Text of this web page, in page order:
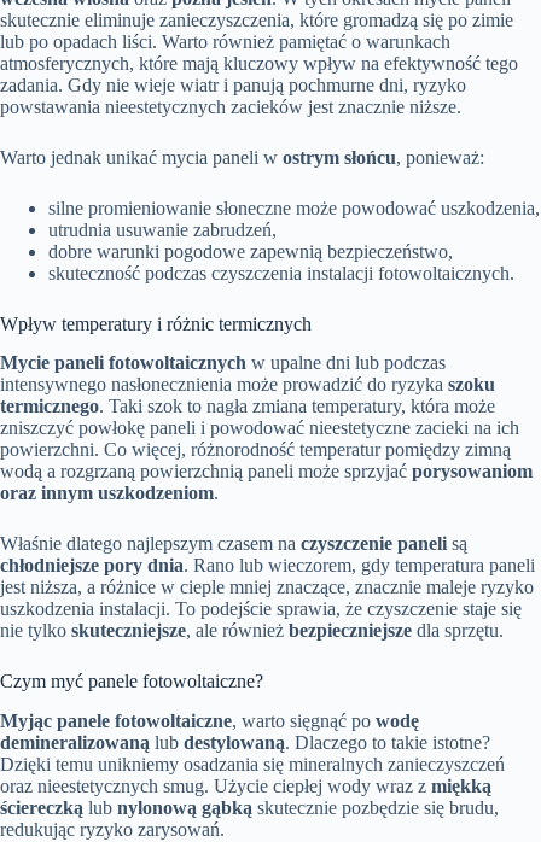
skutecznie eliminuje zanieczyszczenia, które gromadzą się po zimie
lub po opadach liści. Warto również pamiętać o warunkach
atmosferycznych, które mają kluczowy wpływ na efektywność tego
zadania. Gdy nie wieje wiatr i panują pochmurne dni, ryzyko
powstawania nieestetycznych zacieków jest znacznie niższe.
Warto jednak unikać mycia paneli w ostrym słońcu, ponieważ:
silne promieniowanie słoneczne może powodować uszkodzenia,
utrudnia usuwanie zabrudzeń,
dobre warunki pogodowe zapewnią bezpieczeństwo,
skuteczność podczas czyszczenia instalacji fotowoltaicznych.
Wpływ temperatury i różnic termicznych
Mycie paneli fotowoltaicznych w upalne dni lub podczas
intensywnego nasłonecznienia może prowadzić do ryzyka szoku
termicznego. Taki szok to nagła zmiana temperatury, która może
zniszczyć powłokę paneli i powodować nieestetyczne zacieki na ich
powierzchni. Co więcej, różnorodność temperatur pomiędzy zimną
wodą a rozgrzaną powierzchnią paneli może sprzyjać porysowaniom
oraz innym uszkodzeniom.
Właśnie dlatego najlepszym czasem na czyszczenie paneli są
chłodniejsze pory dnia. Rano lub wieczorem, gdy temperatura paneli
jest niższa, a różnice w cieple mniej znaczące, znacznie maleje ryzyko
uszkodzenia instalacji. To podejście sprawia, że czyszczenie staje się
nie tylko skuteczniejsze, ale również bezpieczniejsze dla sprzętu.
Czym myć panele fotowoltaiczne?
Myjąc panele fotowoltaiczne, warto sięgnąć po wodę
demineralizowaną lub destylowaną. Dlaczego to takie istotne?
Dzięki temu unikniemy osadzania się mineralnych zanieczyszczeń
oraz nieestetycznych smug. Użycie ciepłej wody wraz z miękką
ściereczką lub nylonową gąbką skutecznie pozbędzie się brudu,
redukując ryzyko zarysowań.